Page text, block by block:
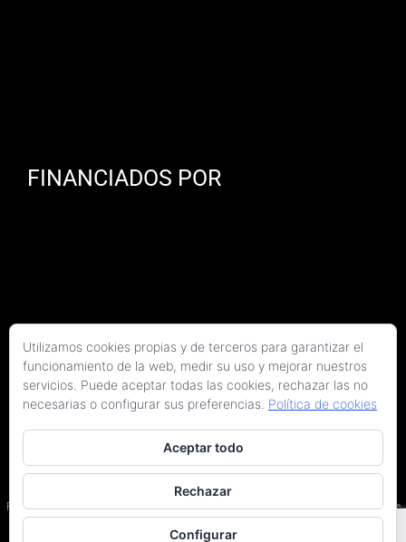
FINANCIADOS POR
Copyright 2026 Kaitek Servicios Tecnicos para la Construcción S.L.P. | Todos los
derechos reservados
Programa Kit Digital cofinanciado por los fondos Next Generation (EU) del Plan de
Recuperación, Transformación y Resiliencia.
Utilizamos cookies propias y de terceros para garantizar el
funcionamiento de la web, medir su uso y mejorar nuestros
servicios. Puede aceptar todas las cookies, rechazar las no
necesarias o configurar sus preferencias. Política de cookies
Aceptar todo
Rechazar
Configurar